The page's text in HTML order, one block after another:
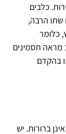
כלבים
שתו הרבה,
כלומר
מראה תסמינים
בהקדם
ברורות. יש